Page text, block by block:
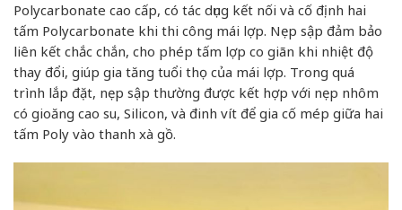
Polycarbonate cao cấp, có tác dụng kết nối và cố định hai
tấm Polycarbonate khi thi công mái lợp. Nẹp sập đảm bảo
liên kết chắc chắn, cho phép tấm lợp co giãn khi nhiệt độ
thay đổi, giúp gia tăng tuổi thọ của mái lợp. Trong quá
trình lắp đặt, nẹp sập thường được kết hợp với nẹp nhôm
có gioăng cao su, Silicon, và đinh vít để gia cố mép giữa hai
tấm Poly vào thanh xà gồ.